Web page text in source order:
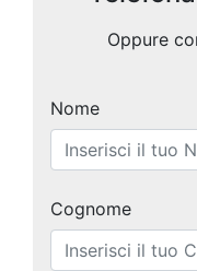
Oppure
Nome
Cognome